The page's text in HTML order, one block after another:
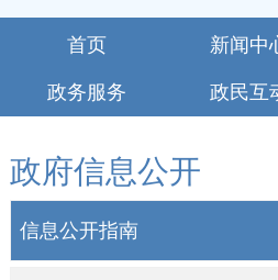
首页 新闻中
政务服务 政民互
政府信息公开
信息公开指南